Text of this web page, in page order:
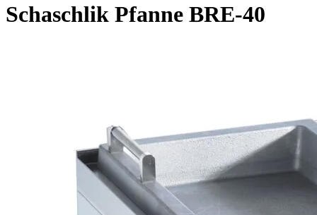
Schaschlik Pfanne BRE-40